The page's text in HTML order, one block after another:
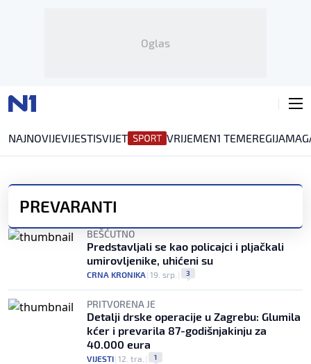
Oglas
NAJNOVIJEVIJESTISVIJET VRIJEMEN1 TEMEREGIJA
PREVARANTI
BEŠĆUTNO
Predstavljali se kao policajci i pljačkali
umirovljenike, uhićeni su
CRNA KRONIKA| 19. srp. | 3
PRITVORENA JE
Detalji drske operacije u Zagrebu: Glumila
kćer i prevarila 87-godišnjakinju za
40.000 eura
VIJESTI| 12. tra. | 1